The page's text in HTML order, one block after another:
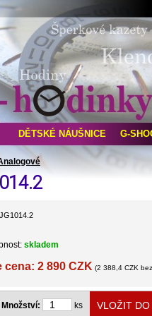
skladem
cena: 2 890 CZK (2 388,4 CZK
Množství: ks
DĚTSKÉ NÁUŠNICE G-